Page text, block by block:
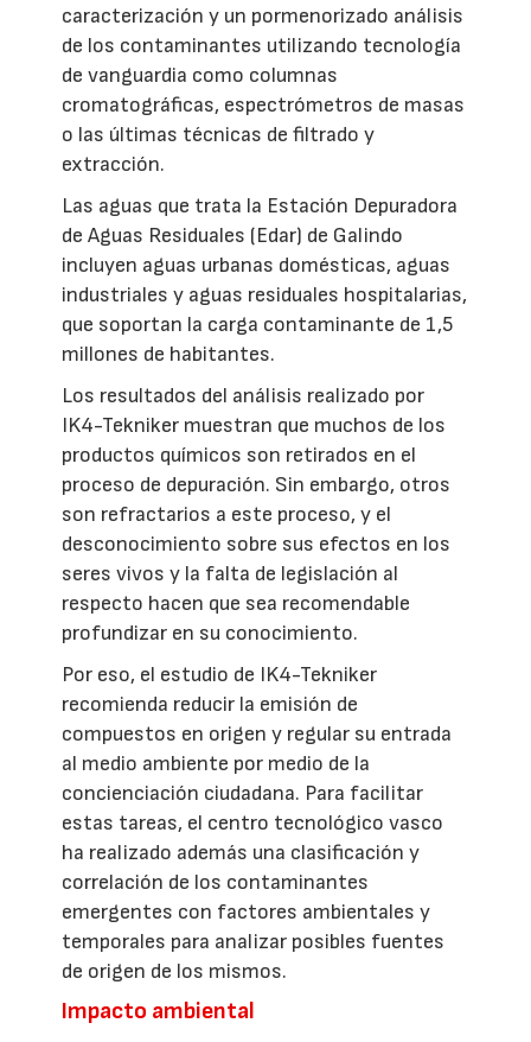
caracterización y un pormenorizado análisis
de los contaminantes utilizando tecnología
de vanguardia como columnas
cromatográficas, espectrómetros de masas
o las últimas técnicas de filtrado y
extracción.
Las aguas que trata la Estación Depuradora
de Aguas Residuales (Edar) de Galindo
incluyen aguas urbanas domésticas, aguas
industriales y aguas residuales hospitalarias,
que soportan la carga contaminante de 1,5
millones de habitantes.
Los resultados del análisis realizado por
IK4-Tekniker muestran que muchos de los
productos químicos son retirados en el
proceso de depuración. Sin embargo, otros
son refractarios a este proceso, y el
desconocimiento sobre sus efectos en los
seres vivos y la falta de legislación al
respecto hacen que sea recomendable
profundizar en su conocimiento.
Por eso, el estudio de IK4-Tekniker
recomienda reducir la emisión de
compuestos en origen y regular su entrada
al medio ambiente por medio de la
concienciación ciudadana. Para facilitar
estas tareas, el centro tecnológico vasco
ha realizado además una clasificación y
correlación de los contaminantes
emergentes con factores ambientales y
temporales para analizar posibles fuentes
de origen de los mismos.
Impacto ambiental